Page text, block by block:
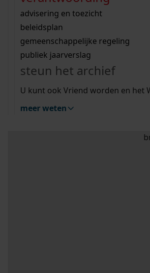
bouwvergunningen
omgevingsvergunningen
vergunningen
beeld en geluid
uitleg nodig?
Wij helpen u op weg met een
bekijk alle zoektips
Wij helpen u op weg met een
bekijk alle zoektips
bekijk ons geschiedenislokaal
advisering en toezicht
beleidsplan
gemeenschappelijke regeling
publiek jaarverslag
steun het archief
U kunt ook Vriend worden en het
meer weten
zoektips
Mijn Studiezaal (inloggen)